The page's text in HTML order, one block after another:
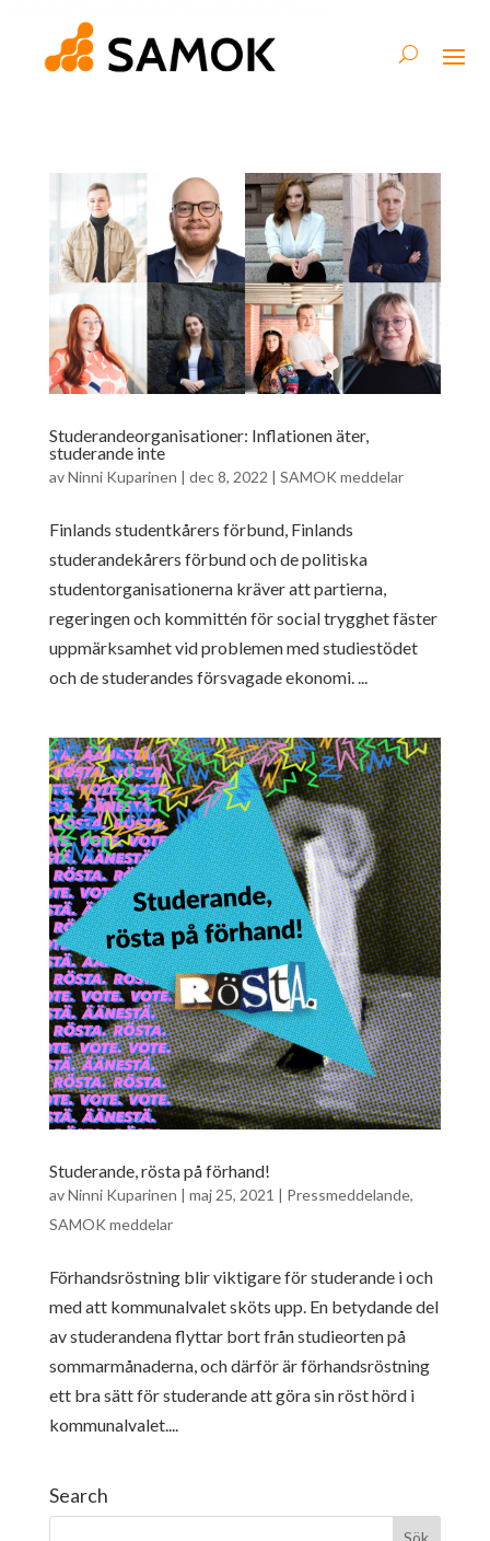
Studerandeorganisationer: Inflationen äter,
studerande inte
avNinni Kuparinen | dec 8, 2022 | SAMOK meddelar
Finlands studentkårers förbund, Finlands
studerandekårers förbund och de politiska
studentorganisationerna kräver att partierna,
regeringen och kommittén för social trygghet fäster
uppmärksamhet vid problemen med studiestödet
och de studerandes försvagade ekonomi. ...
Studerande, rösta på förhand!
avNinni Kuparinen | maj 25, 2021 | Pressmeddelande,
SAMOK meddelar
Förhandsröstning blir viktigare för studerande i och
med att kommunalvalet sköts upp. En betydande del
av studerandena flyttar bort från studieorten på
sommarmånaderna, och därför är förhandsröstning
ett bra sätt för studerande att göra sin röst hörd i
kommunalvalet....
Search